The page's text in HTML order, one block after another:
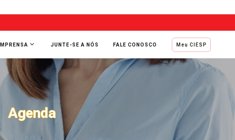
IMPRENSA JUNTE-SE A NÓS FALE CONOSCO Meu CIESP
Agenda